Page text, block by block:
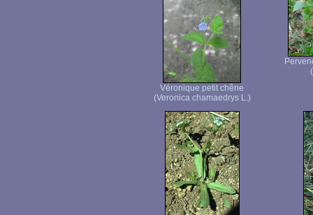
Véronique petit chêne
(Veronica chamaedrys L.)